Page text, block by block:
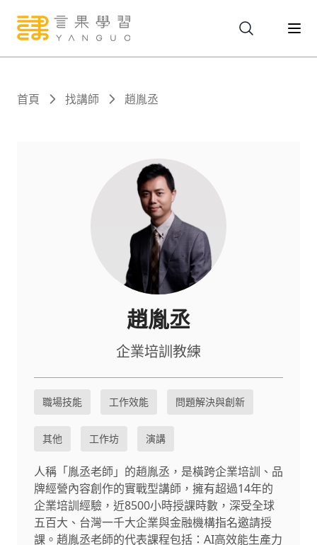
關於
首頁 找講師 趙胤丞
趙胤丞
企業培訓教練
職場技能 工作效能 問題解決與創新
其他 工作坊 演講
人稱「胤丞老師」的趙胤丞，是橫跨企業培訓、品
牌經營內容創作的實戰型講師，擁有超過14年的
企業培訓經驗，近8500小時授課時數，深受全球
五百大、台灣一千大企業與金融機構指名邀請授
課。趙胤丞老師的代表課程包括：AI高效能生產力